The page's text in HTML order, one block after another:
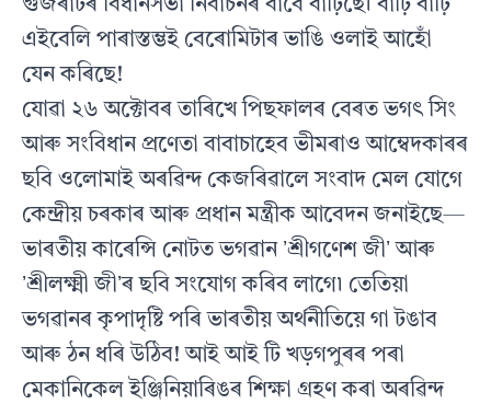
গুজৰাটৰ বিধানসভা নিৰ্বাচনৰ বাবে বাঢ়িছে৷ বাঢ়ি বাঢ়ি
এইবেলি পাৰাস্তম্ভই বেৰোমিটাৰ ভাঙি ওলাই আহোঁ
যেন কৰিছে!
যোৱা ২৬ অক্টোবৰ তাৰিখে পিছফালৰ বেৰত ভগৎ সিং
আৰু সংবিধান প্ৰণেতা বাবাচাহেব ভীমৰাও আম্বেদকাৰৰ
ছবি ওলোমাই অৰৱিন্দ কেজৰিৱালে সংবাদ মেল যোগে
কেন্দ্ৰীয় চৰকাৰ আৰু প্ৰধান মন্ত্ৰীক আবেদন জনাইছে—
ভাৰতীয় কাৰেন্সি নোটত ভগৱান ʼশ্ৰীগণেশ জীʼ আৰু
ʼশ্ৰীলক্ষ্মী জীʼৰ ছবি সংযোগ কৰিব লাগে৷ তেতিয়া
ভগৱানৰ কৃপাদৃষ্টি পৰি ভাৰতীয় অৰ্থনীতিয়ে গা টঙাব
আৰু ঠন ধৰি উঠিব! আই আই টি খড়গপুৰৰ পৰা
মেকানিকেল ইঞ্জিনিয়াৰিঙৰ শিক্ষা গ্ৰহণ কৰা অৰৱিন্দ